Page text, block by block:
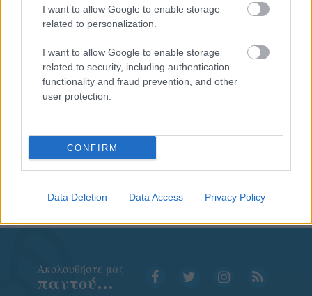
I want to allow Google to enable storage
related to personalization.
I want to allow Google to enable storage
related to security, including authentication
functionality and fraud prevention, and other
user protection.
CONFIRM
Data Deletion Data Access Privacy Policy
Aκολουθήστε μας
παντού…